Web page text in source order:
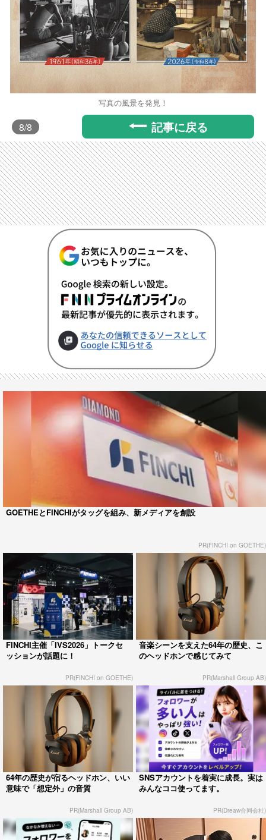
写真の風景を発見！
8/8 記事に戻る
GOETHEとFINCHIがタッグを組み、新メディアを創設
PR(FINCHI on GOETHE)
FINCHI主催「IVS2026」トークセ
ッションが話題に！
PR(FINCHI on GOETHE)
音楽シーンを支えた64年の歴史、こ
のヘッドホンで感じてみて
PR(Marshall Group AB)
64年の歴史が宿るヘッドホン、いい
意味で「想定外」の音質
PR(Marshall Group AB)
SNSアカウントを着実に成長。実は
みんなココ使ってます。
PR(Dreaw合同会社)